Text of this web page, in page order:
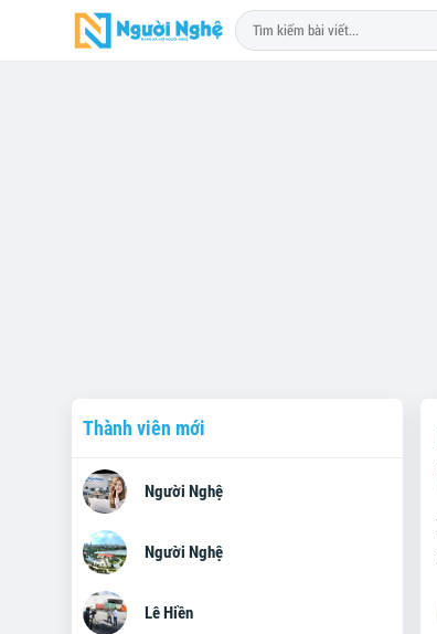
Thành viên mới
Người Nghệ
Người Nghệ
Lê Hiền